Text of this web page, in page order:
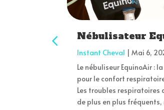
Nébulisateur
Instant Cheval | Mai 6,
Le nébuliseur EquinoAir :
pour le confort
Les troubles respiratoires
de plus en plus